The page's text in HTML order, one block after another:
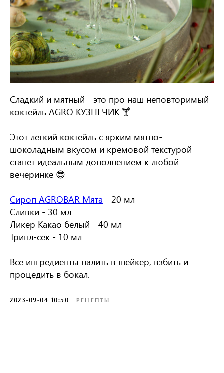
Сладкий и мятный - это про наш неповторимый
коктейль AGRO КУЗНЕЧИК 🍸
Этот легкий коктейль с ярким мятно-
шоколадным вкусом и кремовой текстурой
станет идеальным дополнением к любой
вечеринке 😎
Сироп AGROBAR Мята - 20 мл
Сливки - 30 мл
Ликер Какао белый - 40 мл
Трипл-сек - 10 мл
Все ингредиенты налить в шейкер, взбить и
процедить в бокал.
2023-09-04 10:50 РЕЦЕПТЫ